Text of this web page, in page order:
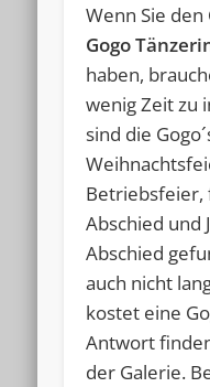
Wenn Sie den
Gogo
haben,
wenig Zeit zu
sind die
Betriebsfeier,
Abschied und
Abschied
auch nicht
kostet eine
Antwort
der Galerie.